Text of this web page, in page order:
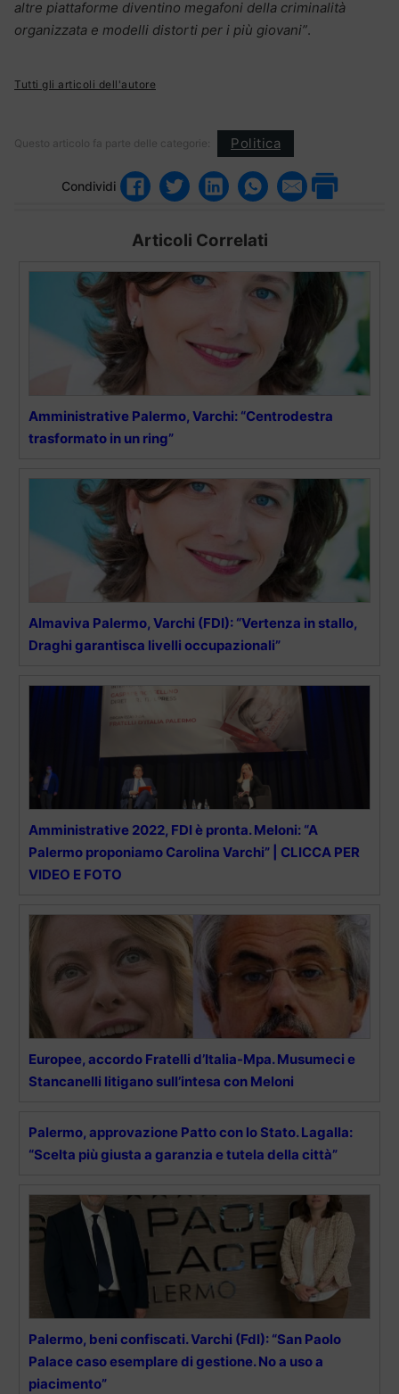
altre piattaforme diventino megafoni della criminalità
organizzata e modelli distorti per i più giovani”.
Tutti gli articoli dell'autore
Questo articolo fa parte delle categorie: Politica
Condividi
Articoli Correlati
Amministrative Palermo, Varchi: “Centrodestra
trasformato in un ring”
Almaviva Palermo, Varchi (FDI): “Vertenza in stallo,
Draghi garantisca livelli occupazionali”
Amministrative 2022, FDI è pronta. Meloni: “A
Palermo proponiamo Carolina Varchi” | CLICCA PER
VIDEO E FOTO
Europee, accordo Fratelli d’Italia-Mpa. Musumeci e
Stancanelli litigano sull’intesa con Meloni
Palermo, approvazione Patto con lo Stato. Lagalla:
“Scelta più giusta a garanzia e tutela della città”
Palermo, beni confiscati. Varchi (FdI): “San Paolo
Palace caso esemplare di gestione. No a uso a
piacimento”